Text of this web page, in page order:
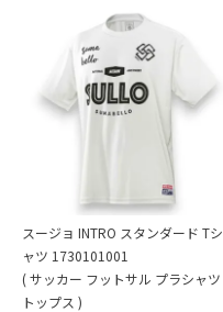
スージョ INTRO スタンダード Tシ
ャツ 1730101001
( サッカー フットサル プラシャツ
トップス )